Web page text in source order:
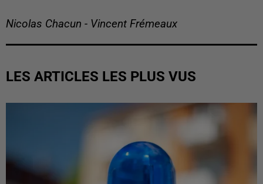
Nicolas Chacun - Vincent Frémeaux
LES ARTICLES LES PLUS VUS